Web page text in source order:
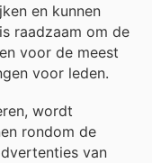
en kunnen
raadzaam om de
voor de meest
voor leden.
wordt
rondom de
van